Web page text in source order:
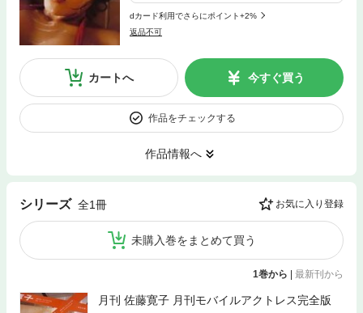
dカード利用でさらにポイント+2%
返品不可
カートへ 今すぐ買う
作品をチェックする
作品情報へ
シリーズ 全1冊 お気に入り登録
未購入巻をまとめて買う
1巻から 最新刊から
月刊 佐藤寛子 月刊モバイルアクトレス完全版